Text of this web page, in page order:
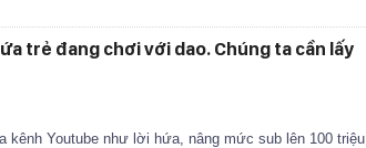
trẻ đang chơi với dao. Chúng ta cần lấy
kênh Youtube như lời hứa, nâng mức sub lên 100 triệu